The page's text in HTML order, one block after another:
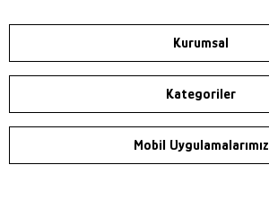
Kurumsal
Kategoriler
Mobil Uygulamalarımız